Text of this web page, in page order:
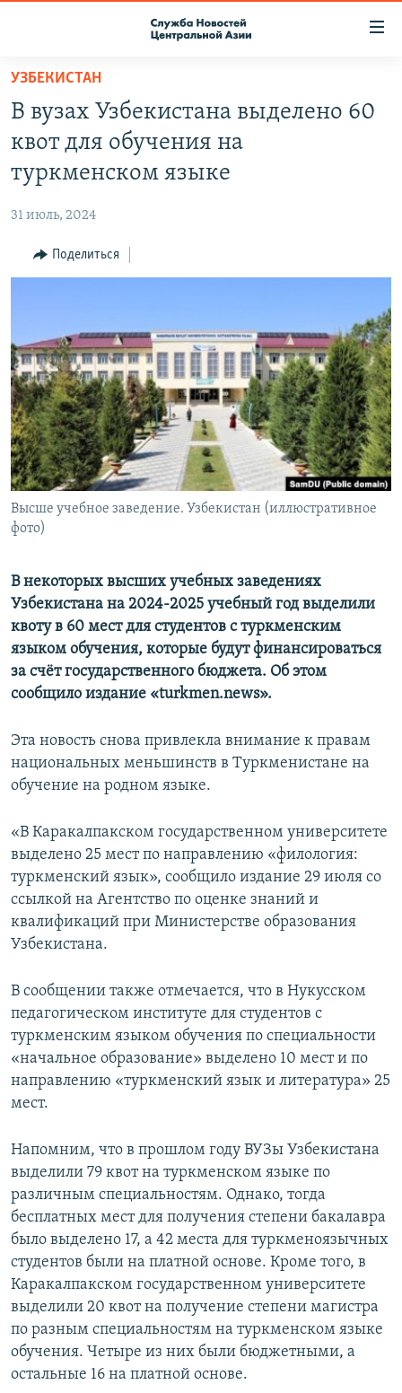
Вернуться
основному
содержанию
главной
Вернутся
ПОДПИСКА
НАСТОЯЩЕЕ ВРЕМЯ
МИГРАНТ МЕДИА
УЗБЕКИСТАН
В вузах Узбекистана выделено 60
квот для обучения на
туркменском языке
31 июль, 2024
Поделиться
Высше учебное заведение. Узбекистан (иллюстративное
фото)
В некоторых высших учебных заведениях
Узбекистана на 2024-2025 учебный год выделили
квоту в 60 мест для студентов с туркменским
языком обучения, которые будут финансироваться
за счёт государственного бюджета. Об этом
сообщило издание «turkmen.news».
Эта новость снова привлекла внимание к правам
национальных меньшинств в Туркменистане на
обучение на родном языке.
«В Каракалпакском государственном университете
выделено 25 мест по направлению «филология:
туркменский язык», сообщило издание 29 июля со
ссылкой на Агентство по оценке знаний и
квалификаций при Министерстве образования
Узбекистана.
В сообщении также отмечается, что в Нукусском
педагогическом институте для студентов с
туркменским языком обучения по специальности
«начальное образование» выделено 10 мест и по
направлению «туркменский язык и литература» 25
мест.
Напомним, что в прошлом году ВУЗы Узбекистана
выделили 79 квот на туркменском языке по
различным специальностям. Однако, тогда
бесплатных мест для получения степени бакалавра
было выделено 17, а 42 места для туркменоязычных
студентов были на платной основе. Кроме того, в
Каракалпакском государственном университете
выделили 20 квот на получение степени магистра
по разным специальностям на туркменском языке
обучения. Четыре из них были бюджетными, а
остальные 16 на платной основе.